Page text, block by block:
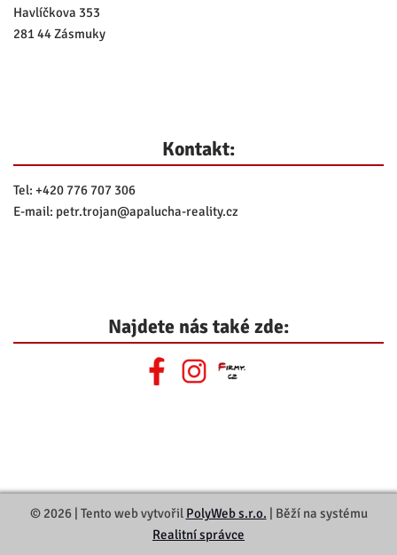
Havlíčkova 353
281 44 Zásmuky
Kontakt:
Tel: +420 776 707 306
E-mail: petr.trojan@apalucha-reality.cz
Najdete nás také zde:
© 2026 | Tento web vytvořil PolyWeb s.r.o. | Běží na systému
Realitní správce